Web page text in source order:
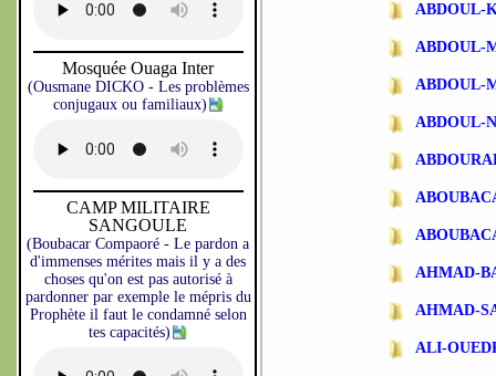
Mosquée Ouaga Inter
(Ousmane DICKO - Les problèmes
conjugaux ou familiaux)
CAMP MILITAIRE
SANGOULE
(Boubacar Compaoré - Le pardon a
d'immenses mérites mais il y a des
choses qu'on est pas autorisé à
pardonner par exemple le mépris du
Prophète il faut le condamné selon
tes capacités)
ABDOUL-
ABDOUL-
ABDOUL-
ABDOUL-
AHMAD-
AHMAD-
ALI-